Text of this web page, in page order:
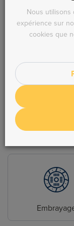
Direction
Nous utilisons
expérience sur
cookies que